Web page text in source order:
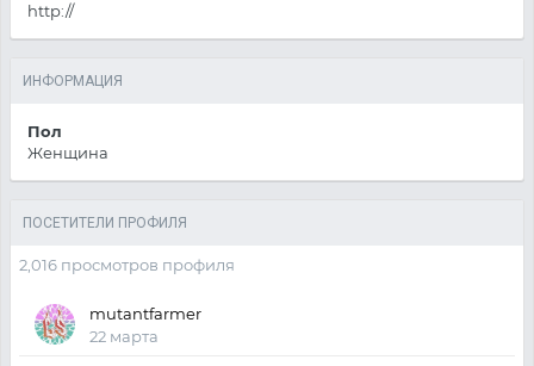
http://
ИНФОРМАЦИЯ
Пол
Женщина
ПОСЕТИТЕЛИ ПРОФИЛЯ
2,016 просмотров профиля
mutantfarmer
22 марта